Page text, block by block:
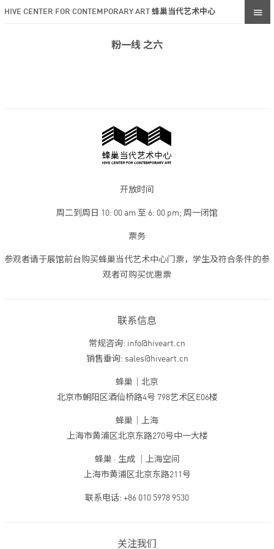
HIVE CENTER FOR CONTEMPORARY ART 蜂巢当代艺术中心
粉一线 之六
开放时间
周二到周日 10: 00 am 至 6: 00 pm; 周一闭馆
票务
参观者请于展馆前台购买蜂巢当代艺术中心门票，学生及符合条件的参
观者可购买优惠票
联系信息
常规咨询: info@hiveart.cn
销售垂询: sales@hiveart.cn
蜂巢｜北京
北京市朝阳区酒仙桥路4号 798艺术区E06楼
蜂巢｜上海
上海市黄浦区北京东路270号中一大楼
蜂巢 · 生成 ｜上海空间
上海市黄浦区北京东路211号
联系电话: +86 010 5978 9530
关注我们